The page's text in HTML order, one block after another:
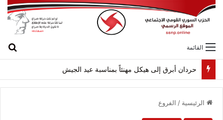
القائمة
حردان أبرق إلى هيكل مهنئاً بمناسبة عيد الجيش
الرئيسية / الفروع